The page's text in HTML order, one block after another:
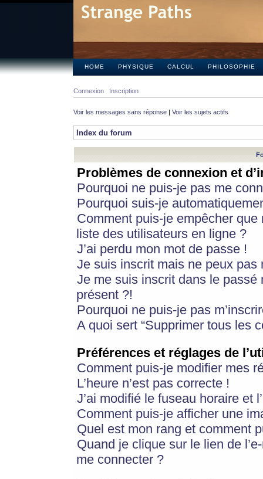
HOME PHYSIQUE CALCUL PHILOSOPHIE
Connexion Inscription
Voir les messages sans réponse | Voir les sujets actifs
Index du forum
Problèmes de connexion et
Pourquoi ne puis-je pas me
Pourquoi suis-je
Comment puis-je empêcher
liste des utilisateurs en ligne ?
J’ai perdu mon mot de passe !
Je suis inscrit mais ne peux pas
Je me suis inscrit dans le
présent ?!
Pourquoi ne puis-je pas
A quoi sert “Supprimer tous les
Préférences et réglages de
Comment puis-je modifier mes
L’heure n’est pas correcte !
J’ai modifié le fuseau horaire et
Comment puis-je afficher une
Quel est mon rang et comment
Quand je clique sur le lien de
me connecter ?